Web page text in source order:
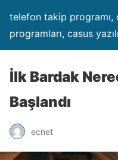
telefon takip programı,
programları, casus
İlk Bardak
Başlandı
ecnet